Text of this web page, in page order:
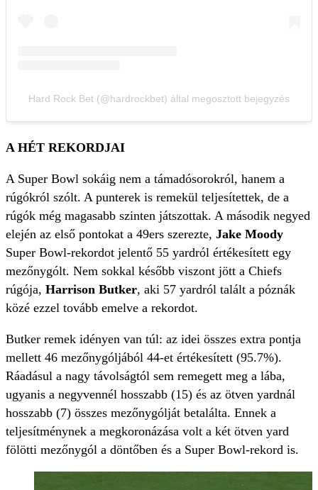
Hard Rock Bet (@hardrockbet) által megosztott bejegyzés
A HÉT REKORDJAI
A Super Bowl sokáig nem a támadósorokról, hanem a
rúgókról szólt. A punterek is remekül teljesítettek, de a
rúgók még magasabb szinten játszottak. A második negyed
elején az első pontokat a 49ers szerezte, Jake Moody
Super Bowl-rekordot jelentő 55 yardról értékesített egy
mezőnygólt. Nem sokkal később viszont jött a Chiefs
rúgója, Harrison Butker, aki 57 yardról talált a póznák
közé ezzel tovább emelve a rekordot.
Butker remek idényen van túl: az idei összes extra pontja
mellett 46 mezőnygóljából 44-et értékesített (95.7%).
Ráadásul a nagy távolságtól sem remegett meg a lába,
ugyanis a negyvennél hosszabb (15) és az ötven yardnál
hosszabb (7) összes mezőnygólját betalálta. Ennek a
teljesítménynek a megkoronázása volt a két ötven yard
fölötti mezőnygól a döntőben és a Super Bowl-rekord is.